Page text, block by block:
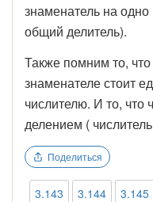
знаменатель на
общий делитель).
Также помним то,
знаменателе стоит
числителю. И то, что
делением (
Поделиться
3.143 3.144 3.145